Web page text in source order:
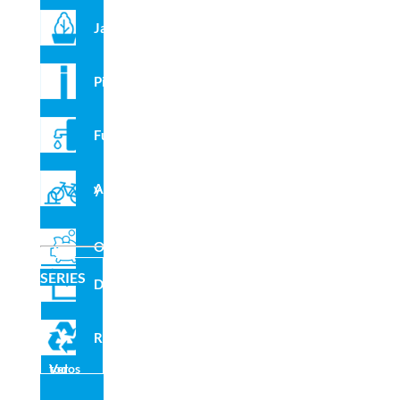
Jardineras
Pilonas
Fuentes
Aparcabicis y VMP
Outlet
SERIES Domo
Reciclado
Ver todos